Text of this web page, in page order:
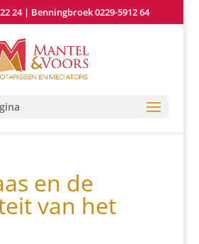
24| Benningbroek 0229-5912 64
en de
van het